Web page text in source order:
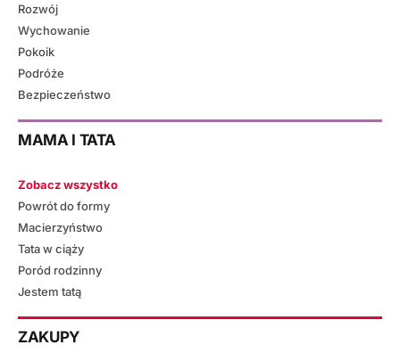
Rozwój
Wychowanie
Pokoik
Podróże
Bezpieczeństwo
MAMA I TATA
Zobacz wszystko
Powrót do formy
Macierzyństwo
Tata w ciąży
Poród rodzinny
Jestem tatą
ZAKUPY